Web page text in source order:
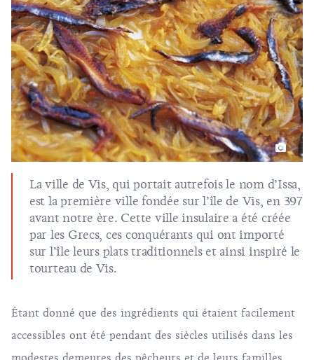
La ville de Vis, qui portait autrefois le nom d’Issa,
est la première ville fondée sur l’île de Vis, en 397
avant notre ère. Cette ville insulaire a été créée
par les Grecs, ces conquérants qui ont importé
sur l’île leurs plats traditionnels et ainsi inspiré le
tourteau de Vis.
Étant donné que des ingrédients qui étaient facilement
accessibles ont été pendant des siècles utilisés dans les